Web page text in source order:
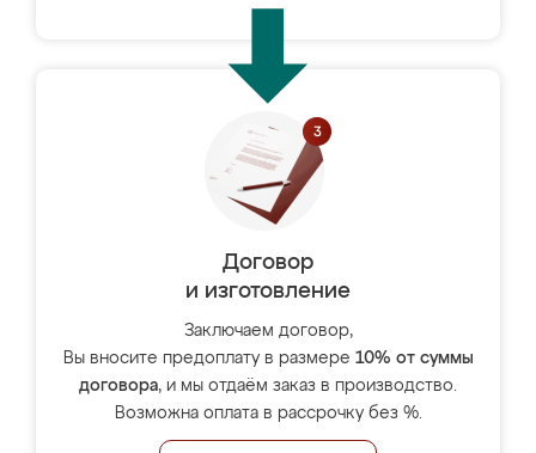
Договор
и изготовление
Заключаем договор,
Вы вносите предоплату в размере 10% от суммы
договора, и мы отдаём заказ в производство.
Возможна оплата в рассрочку без %.